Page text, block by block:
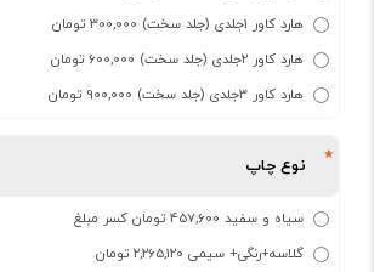
هارد کاور 1جلدی (جلد سخت) 300,000 تومان
هارد کاور 2جلدی (جلد سخت) 600,000 تومان
هارد کاور 3جلدی (جلد سخت) 900,000 تومان
نوع چاپ
سیاه و سفید 457,600 تومان کسر مبلغ
گلاسه+رنگی+ سیمی 2,265,120 تومان